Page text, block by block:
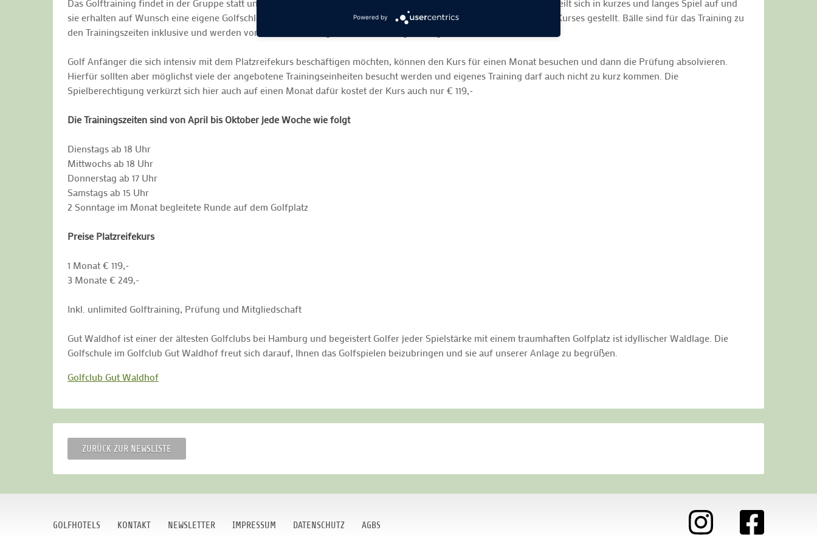
Das Golftraining findet in der Gruppe statt und wird von unseren beiden hauptverantwortlichen Trainern geleitet. Es teilt sich in kurzes und langes Spiel auf und
sie erhalten auf Wunsch eine eigene Golfschläger-Ausrüstung mit ausreichend Schlägern für die gesamte Dauer des Kurses gestellt. Bälle sind für das Training zu
den Trainingszeiten inklusive und werden von der Golfschule gestellt. Sie benötigen lediglich festes Schuhwerk.
Golf Anfänger die sich intensiv mit dem Platzreifekurs beschäftigen möchten, können den Kurs für einen Monat besuchen und dann die Prüfung absolvieren.
Hierfür sollten aber möglichst viele der angebotene Trainingseinheiten besucht werden und eigenes Training darf auch nicht zu kurz kommen. Die
Spielberechtigung verkürzt sich hier auch auf einen Monat dafür kostet der Kurs auch nur € 119,-
Die Trainingszeiten sind von April bis Oktober jede Woche wie folgt
Dienstags ab 18 Uhr
Mittwochs ab 18 Uhr
Donnerstag ab 17 Uhr
Samstags ab 15 Uhr
2 Sonntage im Monat begleitete Runde auf dem Golfplatz
Preise Platzreifekurs
1 Monat € 119,-
3 Monate € 249,-
Inkl. unlimited Golftraining, Prüfung und Mitgliedschaft
Gut Waldhof ist einer der ältesten Golfclubs bei Hamburg und begeistert Golfer jeder Spielstärke mit einem traumhaften Golfplatz ist idyllischer Waldlage. Die
Golfschule im Golfclub Gut Waldhof freut sich darauf, Ihnen das Golfspielen beizubringen und sie auf unserer Anlage zu begrüßen.
Golfclub Gut Waldhof
ZURÜCK ZUR NEWSLISTE
GOLFHOTELS KONTAKT NEWSLETTER IMPRESSUM DATENSCHUTZ AGBS
Powered by